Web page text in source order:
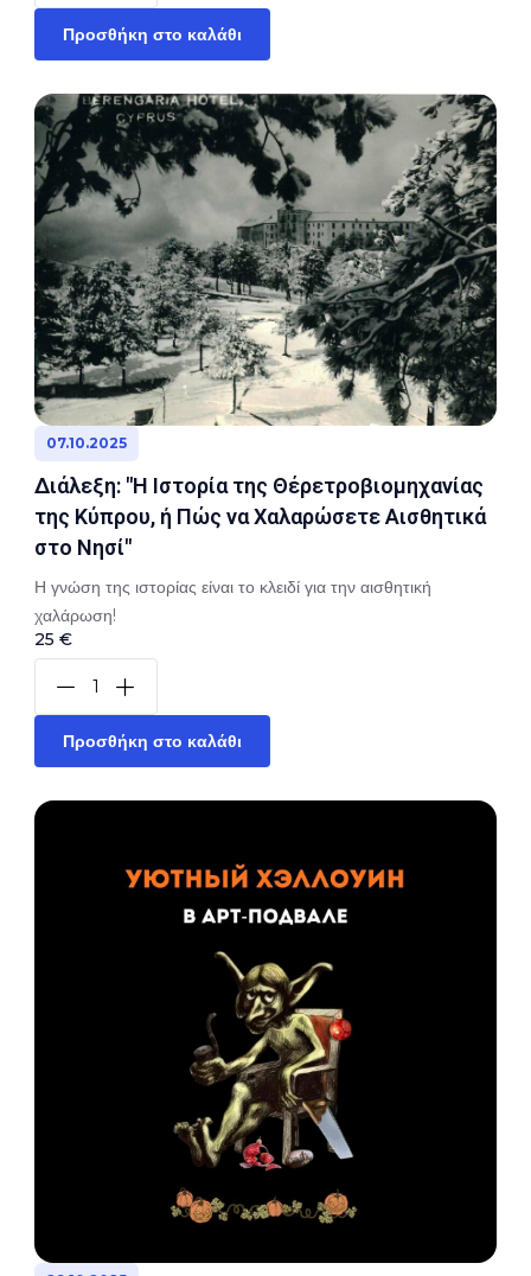
Προσθήκη στο καλάθι
07.10.2025
Διάλεξη: "Η Ιστορία της Θέρετροβιομηχανίας
της Κύπρου, ή Πώς να Χαλαρώσετε Αισθητικά
στο Νησί"
Η γνώση της ιστορίας είναι το κλειδί για την αισθητική
χαλάρωση!
25 €
Προσθήκη στο καλάθι